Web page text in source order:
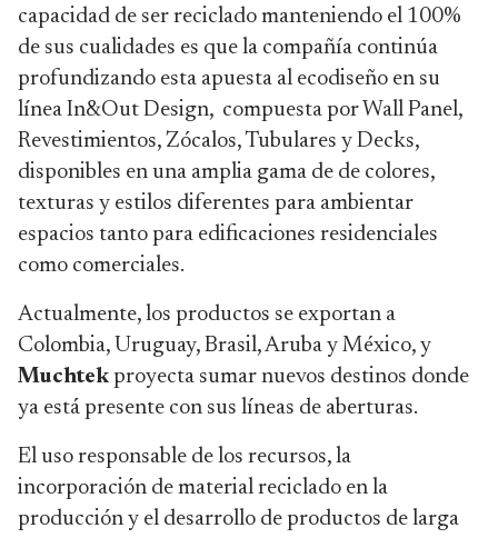
capacidad de ser reciclado manteniendo el 100%
de sus cualidades es que la compañía continúa
profundizando esta apuesta al ecodiseño en su
línea In&Out Design, compuesta por Wall Panel,
Revestimientos, Zócalos, Tubulares y Decks,
disponibles en una amplia gama de de colores,
texturas y estilos diferentes para ambientar
espacios tanto para edificaciones residenciales
como comerciales.
Actualmente, los productos se exportan a
Colombia, Uruguay, Brasil, Aruba y México, y
Muchtekproyecta sumar nuevos destinos donde
ya está presente con sus líneas de aberturas.
El uso responsable de los recursos, la
incorporación de material reciclado en la
producción y el desarrollo de productos de larga